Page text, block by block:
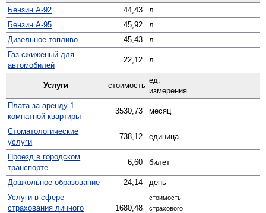
Бензин А-92
44,43
л
Бензин А-95
45,92
л
Дизельное топливо
45,43
л
Газ сжиженый для
автомобилей
22,12 л
Услуги стоимость
ед.
измерения
Плата за аренду 1-
комнатной квартиры
3530,73 месяц
Стомато­логические
услуги
738,12 единица
Проезд в городском
транспорте
6,60 билет
Дошкольное образование 24,14
день
Услуги в сфере
страхования личного
1680,48
стоимость
страхового